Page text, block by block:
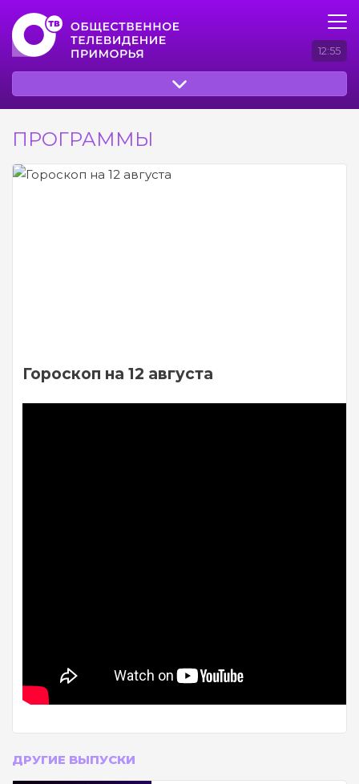
12:55
ПРОГРАММЫ
Гороскоп на 12 августа
ДРУГИЕ ВЫПУСКИ